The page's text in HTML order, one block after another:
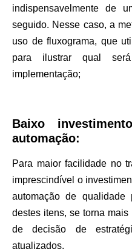
indispensavelmente de
seguido. Nesse caso, a
uso de fluxograma, que
para ilustrar qual
implementação;
Baixo
automação:
Para maior facilidade no
imprescindível o
automação de
destes itens, se torna
de decisão de
atualizados.